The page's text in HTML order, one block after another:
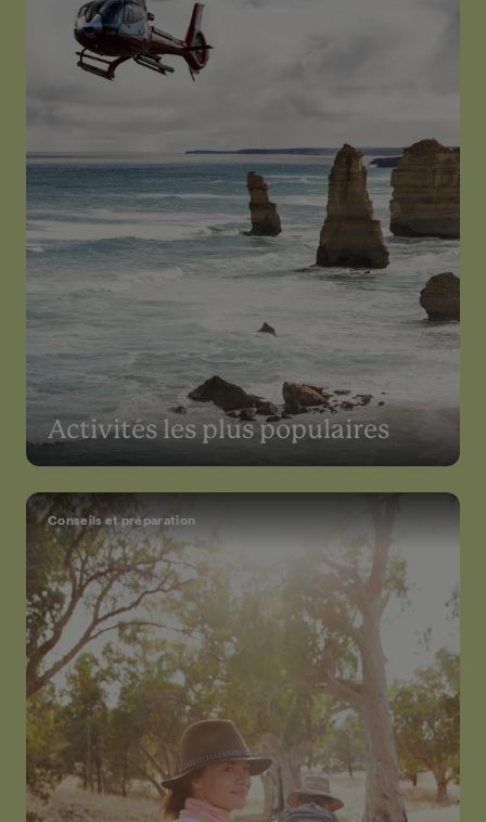
Activités les plus populaires
Conseils et préparation